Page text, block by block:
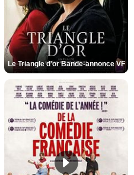
Le Triangle d'or Bande-annonce VF